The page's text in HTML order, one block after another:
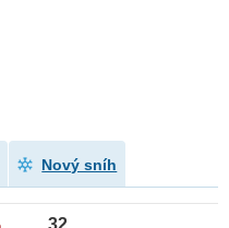
Nový sníh